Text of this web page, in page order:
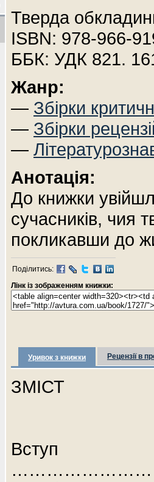
Тверда
ISBN: 978-966-
ББК: УДК 821.
Жанр:
— Збірки
— Збірки
—
Анотація:
До книжки
сучасників, чия
покликавши до
Поділитись:
Лінк із зображенням книжки:
Уривок з книжки Рецензії в
ЗМІСТ
Вступ